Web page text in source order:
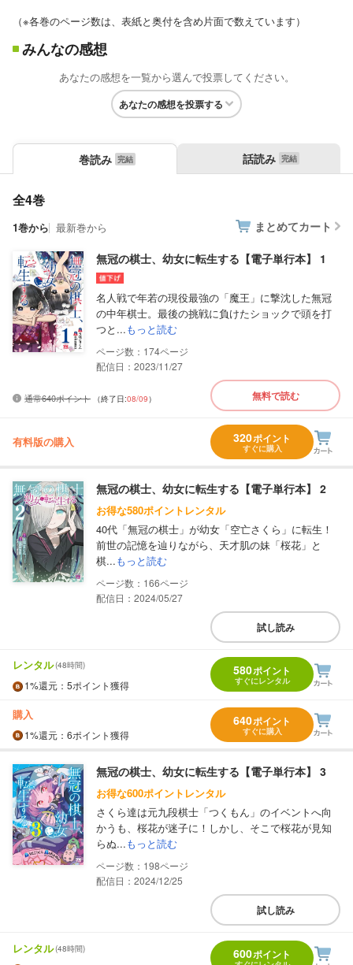
（※各巻のページ数は、表紙と奥付を含め片面で数えています）
みんなの感想
あなたの感想を一覧から選んで投票してください。
あなたの感想を投票する
巻読み 話読み
全4巻
1巻から 最新巻から まとめてカート
無冠の棋士、幼女に転生する【電子単行本】 1
名人戦で年若の現役最強の「魔王」に撃沈した無冠
の中年棋士。最後の挑戦に負けたショックで頭を打
つと...もっと読む
174
配信日：2023/11/27
通常640ポイント （終了日:08/09） 無料で読む
有料版の購入 320ポイント
すぐに購入
無冠の棋士、幼女に転生する【電子単行本】 2
お得な580ポイントレンタル
40代「無冠の棋士」が幼女「空亡さくら」に転生！
前世の記憶を辿りながら、天才肌の妹「桜花」と
棋...もっと読む
166
配信日：2024/05/27
試し読み
レンタル(48時間)
1%還元 ：5ポイント獲得
580ポイント
すぐにレンタル
購入
1%還元 ：6ポイント獲得
640ポイント
すぐに購入
無冠の棋士、幼女に転生する【電子単行本】 3
お得な600ポイントレンタル
さくら達は元九段棋士「つくもん」のイベントへ向
かうも、桜花が迷子に！しかし、そこで桜花が見知
らぬ...もっと読む
198
配信日：2024/12/25
試し読み
レンタル(48時間) 600ポイント